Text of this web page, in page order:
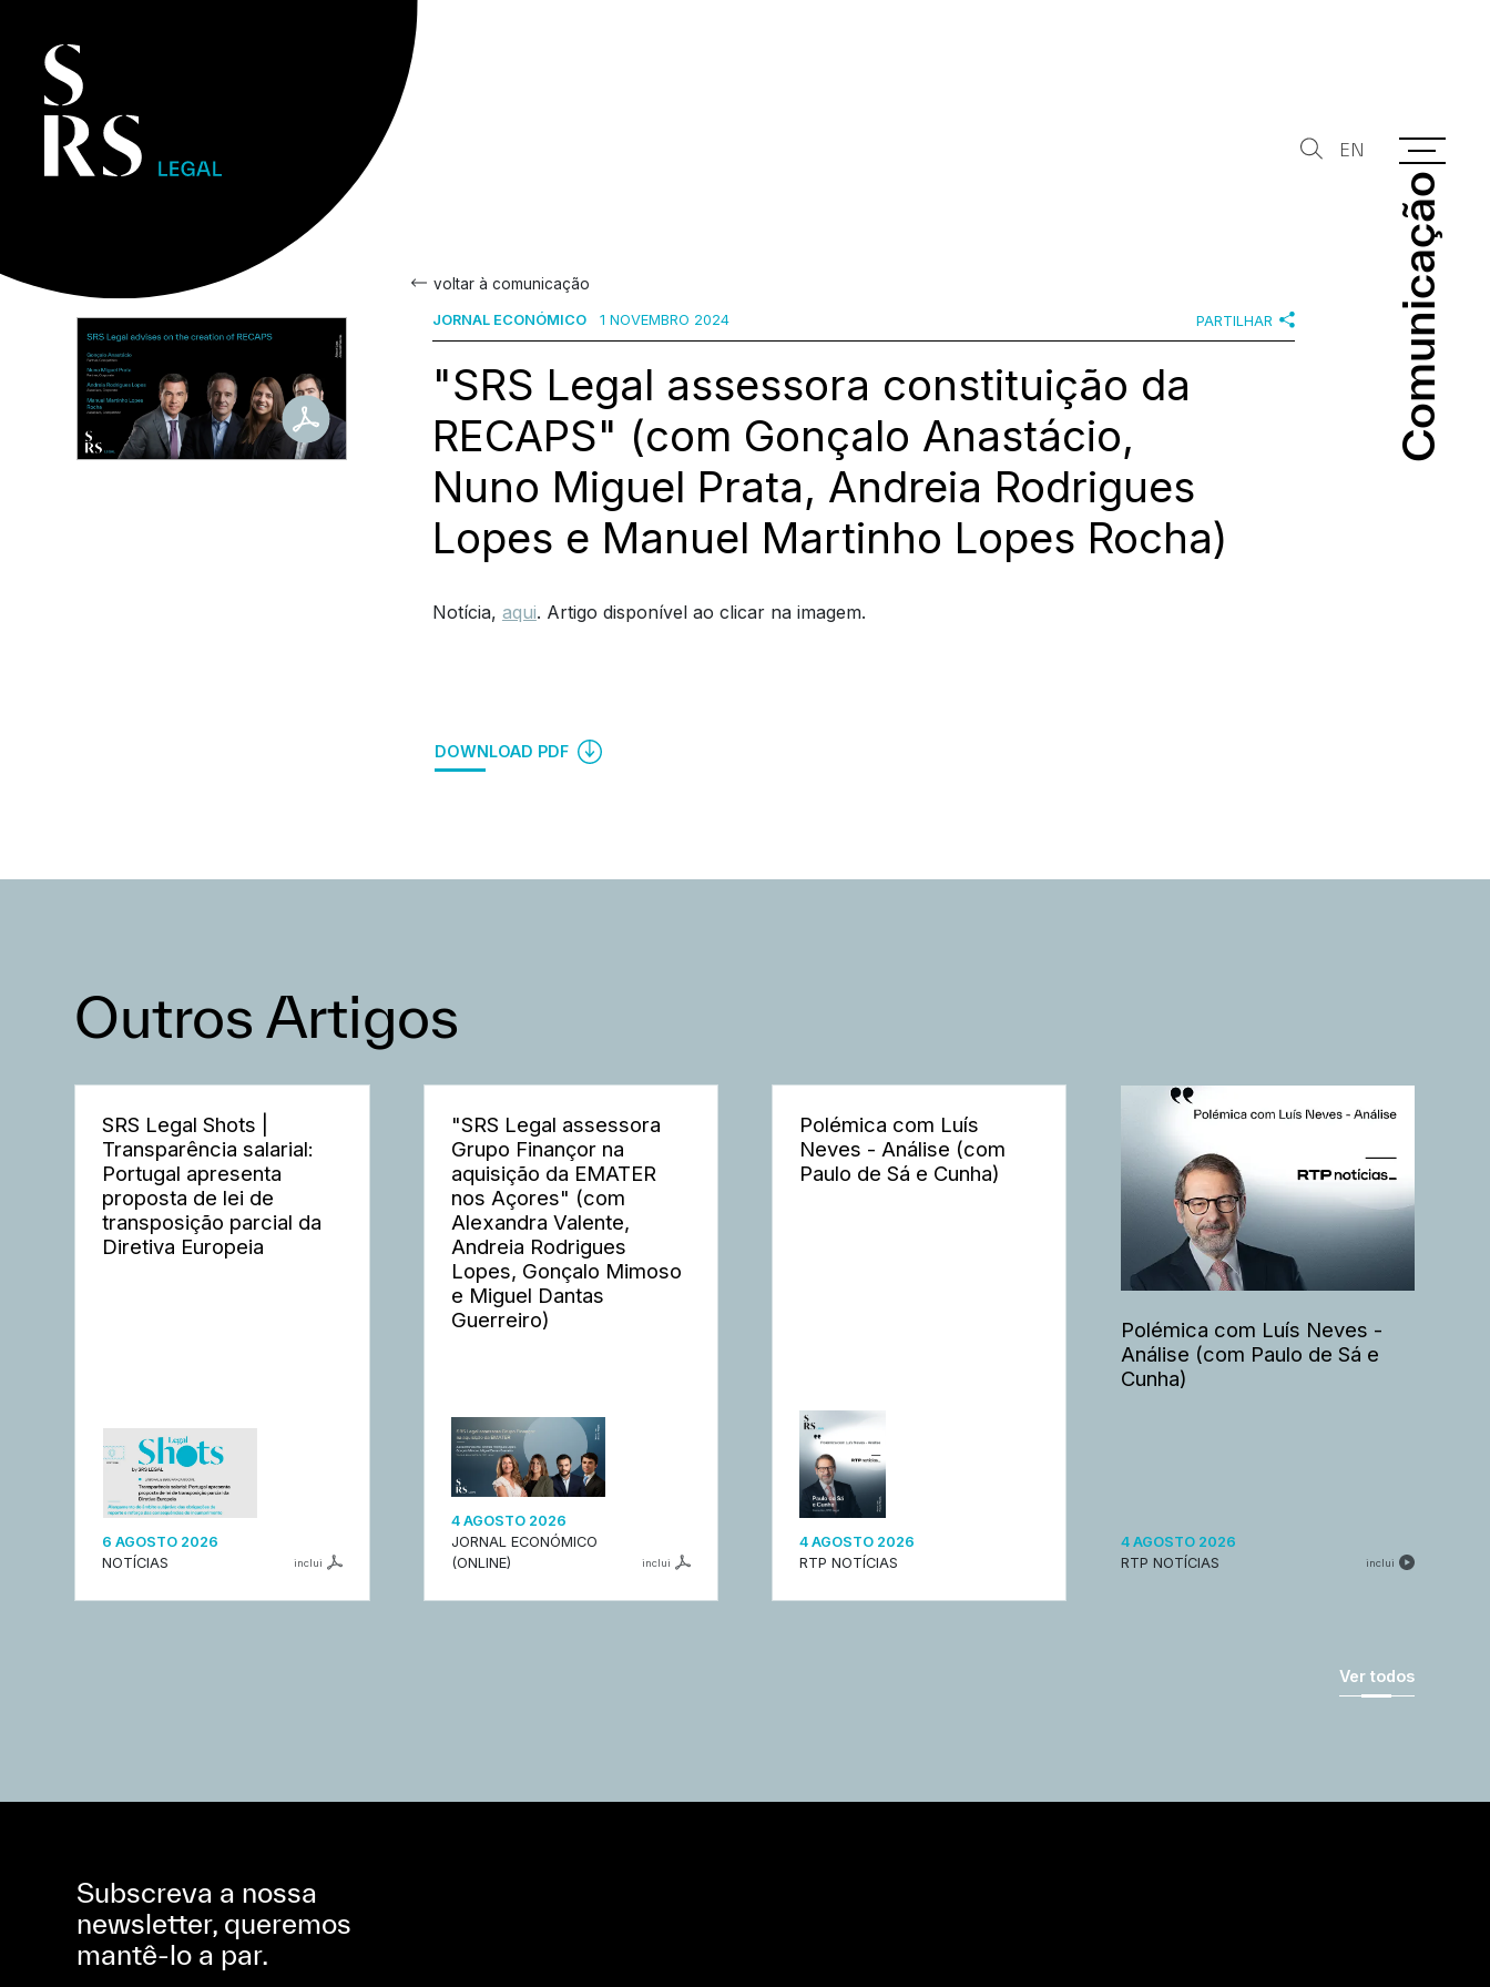
Comunicação
Comunicação
EN
voltar à comunicação
JORNAL ECONÓMICO 1 NOVEMBRO 2024 PARTILHAR
"SRS Legal assessora constituição da
RECAPS" (com Gonçalo Anastácio,
Nuno Miguel Prata, Andreia Rodrigues
Lopes e Manuel Martinho Lopes Rocha)
Notícia, aqui. Artigo disponível ao clicar na imagem.
DOWNLOAD PDF
Outros Artigos
SRS Legal Shots |
Transparência salarial:
Portugal apresenta
proposta de lei de
transposição parcial da
Diretiva Europeia
6 AGOSTO 2026
NOTÍCIAS
inclui
"SRS Legal assessora
Grupo Finançor na
aquisição da EMATER
nos Açores" (com
Alexandra Valente,
Andreia Rodrigues
Lopes, Gonçalo Mimoso
e Miguel Dantas
Guerreiro)
4 AGOSTO 2026
JORNAL ECONÓMICO
(ONLINE)
inclui
Polémica com Luís
Neves - Análise (com
Paulo de Sá e Cunha)
4 AGOSTO 2026
RTP NOTÍCIAS
Polémica com Luís Neves -
Análise (com Paulo de Sá e
Cunha)
4 AGOSTO 2026
RTP NOTÍCIAS
inclui
Ver todos
Subscreva a nossa
newsletter, queremos
mantê-lo a par.